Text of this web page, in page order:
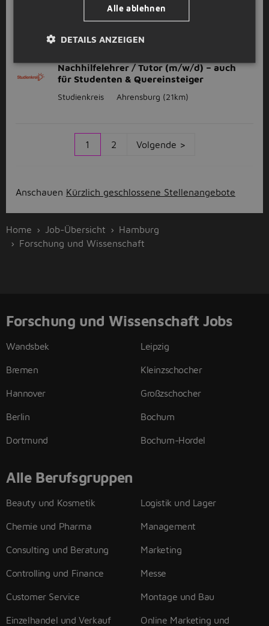
Winsen (Luhe)
Nachhilfelehrer / Tutor (m/w/d) – auch
für Studenten & Quereinsteiger
Studienkreis Ahrensburg (21km)
1 2 Volgende >
Anschauen Kürzlich geschlossene Stellenangebote
Home Job-Übersicht
Hamburg
Forschung und Wissenschaft
Forschung und Wissenschaft Jobs
Wandsbek
Bremen
Hannover
Berlin
Dortmund
Leipzig
Kleinzschocher
Großzschocher
Bochum
Bochum-Hordel
Alle Berufsgruppen
Beauty und Kosmetik
Chemie und Pharma
Consulting und Beratung
Controlling und Finance
Customer Service
Einzelhandel und Verkauf
Logistik und Lager
Management
Marketing
Messe
Montage und Bau
Online Marketing und
Alle ablehnen
DETAILS ANZEIGEN